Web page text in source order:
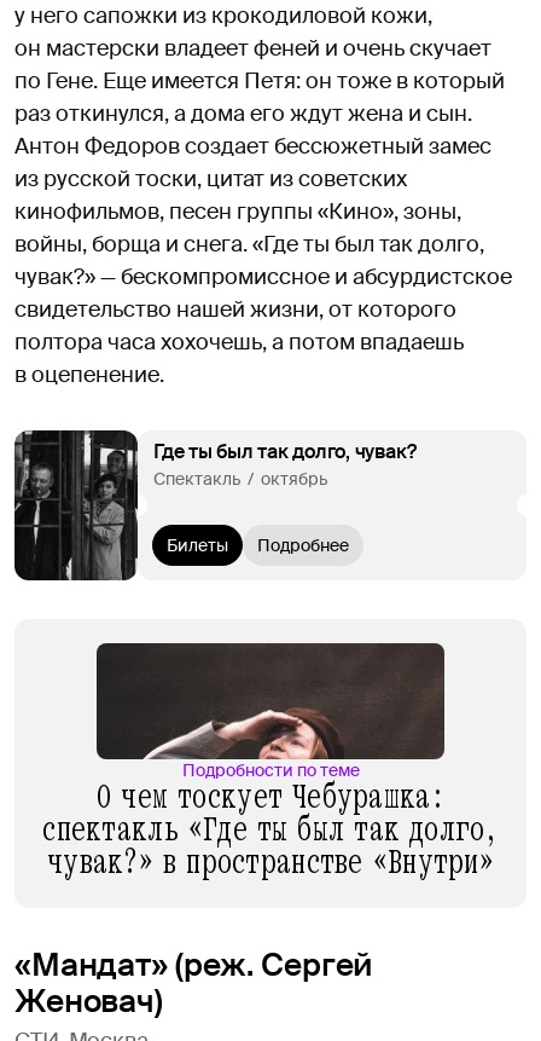
у него сапожки из крокодиловой кожи,
он мастерски владеет феней и очень скучает
по Гене. Еще имеется Петя: он тоже в который
раз откинулся, а дома его ждут жена и сын.
Антон Федоров создает бессюжетный замес
из русской тоски, цитат из советских
кинофильмов, песен группы «Кино», зоны,
войны, борща и снега. «Где ты был так долго,
чувак?» — бескомпромиссное и абсурдистское
свидетельство нашей жизни, от которого
полтора часа хохочешь, а потом впадаешь
в оцепенение.
Где ты был так долго, чувак?
Спектакль  /  октябрь
Билеты Подробнее
Подробности по теме
О чем тоскует Чебурашка:
спектакль «Где ты был так долго,
чувак?» в пространстве «Внутри»
«Мандат» (реж. Сергей
Женовач)